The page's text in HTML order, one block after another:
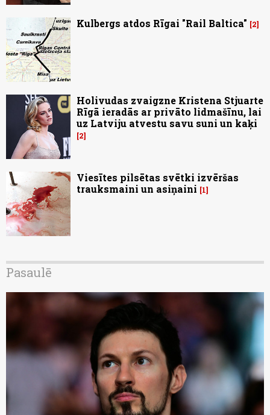
Kulbergs atdos Rīgai "Rail Baltica" 2
Holivudas zvaigzne Kristena Stjuarte
Rīgā ieradās ar privāto lidmašīnu, lai
uz Latviju atvestu savu suni un kaķi
2
Viesītes pilsētas svētki izvēršas
trauksmaini un asiņaini
1
Pasaulē